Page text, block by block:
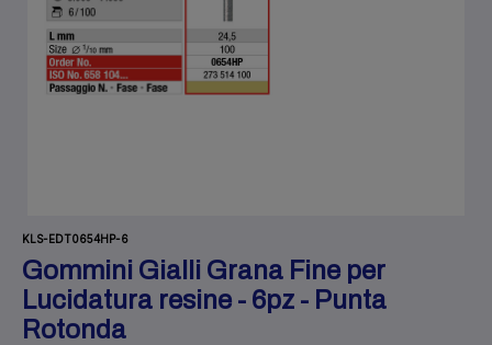
KLS-EDT0654HP-6
Gommini Gialli Grana Fine per
Lucidatura resine - 6pz - Punta
Rotonda